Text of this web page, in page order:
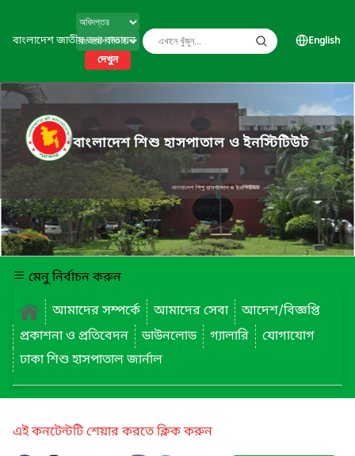
বাংলাদেশ জাতীয় তথ্য বাতায়ন
দেখুন
English
বাংলাদেশ শিশু হাসপাতাল ও ইনস্টিটিউট
মেনু নির্বাচন করুন
আমাদের সম্পর্কে
আমাদের সেবা
আদেশ/বিজ্ঞপ্তি
প্রকাশনা ও প্রতিবেদন
ডাউনলোড গ্যালারি
যোগাযোগ
ঢাকা শিশু হাসপাতাল জার্নাল
এই কনটেন্টটি শেয়ার করতে ক্লিক করুন